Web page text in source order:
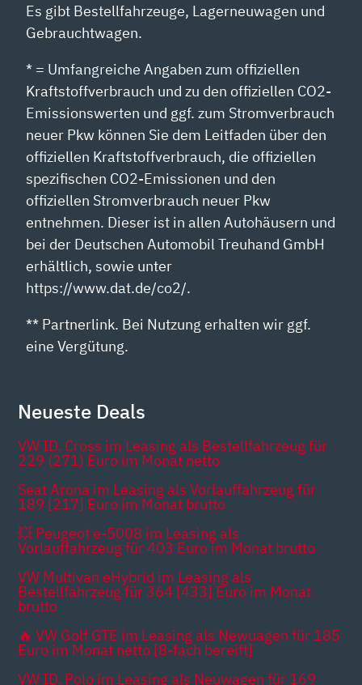
Es gibt Bestellfahrzeuge, Lagerneuwagen und
Gebrauchtwagen.
* = Umfangreiche Angaben zum offiziellen
Kraftstoffverbrauch und zu den offiziellen CO2-
Emissionswerten und ggf. zum Stromverbrauch
neuer Pkw können Sie dem Leitfaden über den
offiziellen Kraftstoffverbrauch, die offiziellen
spezifischen CO2-Emissionen und den
offiziellen Stromverbrauch neuer Pkw
entnehmen. Dieser ist in allen Autohäusern und
bei der Deutschen Automobil Treuhand GmbH
erhältlich, sowie unter
https://www.dat.de/co2/.
** Partnerlink. Bei Nutzung erhalten wir ggf.
eine Vergütung.
Neueste Deals
VW ID. Cross im Leasing als Bestellfahrzeug für
229 (271) Euro im Monat netto
Seat Arona im Leasing als Vorlauffahrzeug für
189 [217] Euro im Monat brutto
💥 Peugeot e-5008 im Leasing als
Vorlauffahrzeug für 403 Euro im Monat brutto
VW Multivan eHybrid im Leasing als
Bestellfahrzeug für 364 [433] Euro im Monat
brutto
🔥 VW Golf GTE im Leasing als Newuagen für 185
Euro im Monat netto [8-fach bereift]
VW ID. Polo im Leasing als Neuwagen für 169